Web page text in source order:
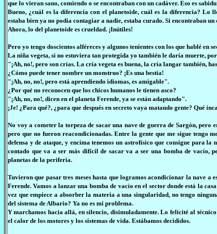
que lo vieran sano, comiendo o se encontraban con un cadáver. Eso es
Bueno, ¿cuál es la diferencia con el planetoide, cuál es la diferencia? Lo
estaba bien ya no podía contagiar a nadie, estaba curado. Si encontraban
Ahora, lo del planetoide es crueldad. ¡Inútiles!
Pero yo tengo doscientos alféreces y algunos tenientes con los que hablé en
La niña vegeta, si no estuviera tan protegida yo también le daría muerte,
"¡Ah, no!, pero son crías. La cría vegeta es buena, la cría langar también,
¿Cómo puede tener nombre un monstruo? ¡Es una bestia!
"¡Ah, no, no!, pero está aprendiendo idiomas, es amigable".
¿Por qué no reconocen que los chicos humanos le tienen asco?
"¡Ah, no, no!, dicen en el planeta Ferende, ya se están adaptando".
¡Je! ¿Para qué?, ¿para que después en secreto vaya matando gente? Qué
No voy a cometer la torpeza de sacar una nave de guerra de Sargón, pero
pero que no fueron reacondicionadas. Entre la gente que me sigue tengo
defensa y de ataque, y encima tenemos un astrofísico que consigue para
contado que va a ser más difícil de sacar va a ser una bomba de vacío,
planetas de la periferia.
Tuvieron que pasar tres meses hasta que logramos acondicionar la nave
Ferende. Vamos a lanzar una bomba de vacío en el sector donde está la
vez que empiece a absorber la materia a una singularidad, no tengo
del sistema de Albario? Ya no es mi problema.
Y marchamos hacia allá, en silencio, disimuladamente. Lo felicité al
el calor de los motores y los sistemas de vida. Estábamos decididos.